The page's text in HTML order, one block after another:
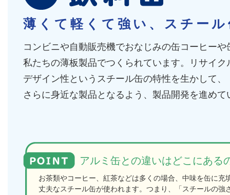
薄くて軽くて強い、スチー
コンビニや自動販売機でおなじみの缶コーヒーや
私たちの薄板製品でつくられています。リサイク
デザイン性というスチール缶の特性を生かして、
さらに身近な製品となるよう、製品開発を進めて
アルミ缶との違いはどこにある
お茶類やコーヒー、紅茶などは多くの場合、中味を缶に
丈夫なスチール缶が使われます。つまり、「スチールの強